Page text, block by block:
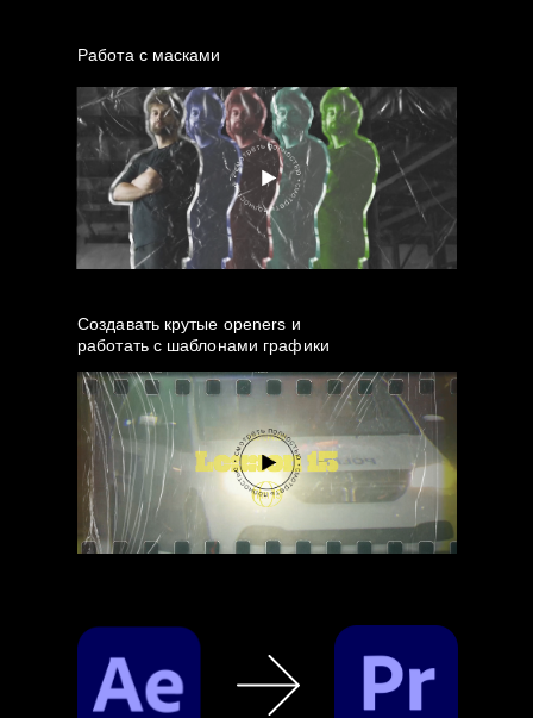
Работа с масками
Cоздавать крутые openers и
работать с шаблонами графики